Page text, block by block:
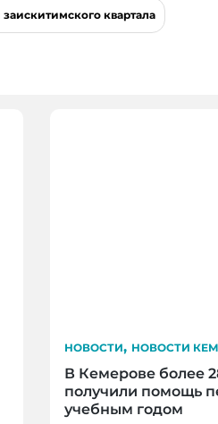
квартала
НОВОСТИ, НОВОСТИ
В Кемерове более
получили помощь
учебным годом